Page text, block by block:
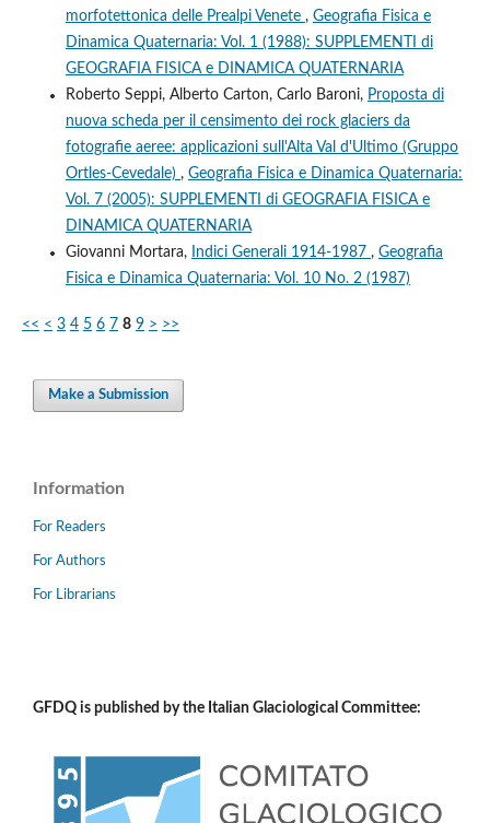
morfotettonica delle Prealpi Venete , Geografia Fisica e
Dinamica Quaternaria: Vol. 1 (1988): SUPPLEMENTI di
GEOGRAFIA FISICA e DINAMICA QUATERNARIA
Roberto Seppi, Alberto Carton, Carlo Baroni, Proposta di
nuova scheda per il censimento dei rock glaciers da
fotografie aeree: applicazioni sull'Alta Val d'Ultimo (Gruppo
Ortles-Cevedale) , Geografia Fisica e Dinamica Quaternaria:
Vol. 7 (2005): SUPPLEMENTI di GEOGRAFIA FISICA e
DINAMICA QUATERNARIA
Giovanni Mortara,
Indici Generali 1914-1987 , Geografia
Fisica e Dinamica Quaternaria: Vol. 10 No. 2 (1987)
<< < 3 4 5 6 7 8 9 > >>
Make a Submission
Information
For Readers
For Authors
For Librarians
GFDQ is published by the Italian Glaciological Committee: